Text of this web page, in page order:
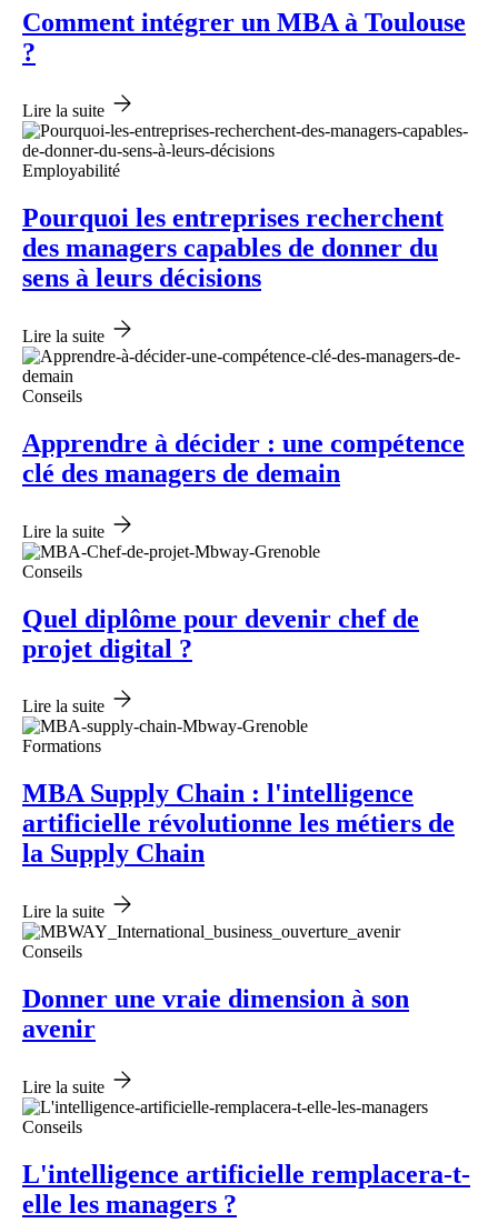
Comment intégrer un MBA à Toulouse
?
Lire la suite
Employabilité
Pourquoi les entreprises recherchent
des managers capables de donner du
sens à leurs décisions
Lire la suite
Conseils
Apprendre à décider : une compétence
clé des managers de demain
Lire la suite
Conseils
Quel diplôme pour devenir chef de
projet digital ?
Lire la suite
Formations
MBA Supply Chain : l'intelligence
artificielle révolutionne les métiers de
la Supply Chain
Lire la suite
Conseils
Donner une vraie dimension à son
avenir
Lire la suite
Conseils
L'intelligence artificielle remplacera-t-
elle les managers ?